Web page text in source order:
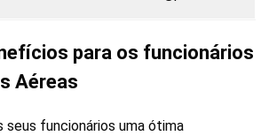
para os funcionários
Aéreas
seus funcionários uma ótima